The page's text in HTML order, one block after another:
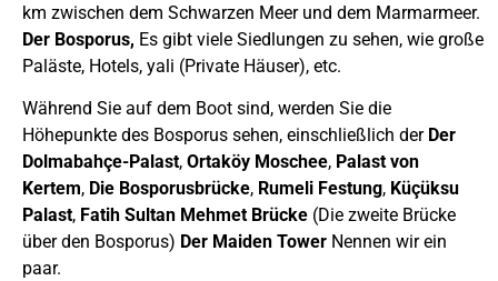
km zwischen dem Schwarzen Meer und dem Marmarmeer.
Der Bosporus, Es gibt viele Siedlungen zu sehen, wie große
Paläste, Hotels, yali (Private Häuser), etc.
Während Sie auf dem Boot sind, werden Sie die
Höhepunkte des Bosporus sehen, einschließlich der Der
Dolmabahçe-Palast, Ortaköy Moschee, Palast von
Kertem, Die Bosporusbrücke, Rumeli Festung, Küçüksu
Palast, Fatih Sultan Mehmet Brücke (Die zweite Brücke
über den Bosporus) Der Maiden Tower Nennen wir ein
paar.